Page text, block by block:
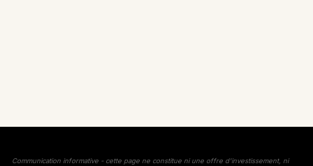
Communication informative - cette page ne constitue ni une offre d'investissement, ni